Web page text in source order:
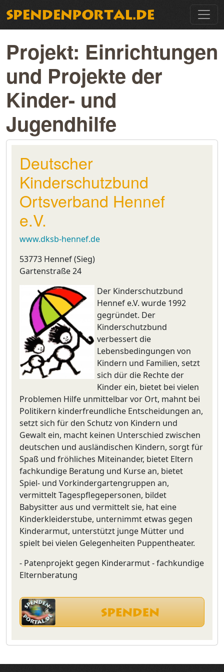
Projekt: Einrichtungen
und Projekte der
Kinder- und
Jugendhilfe
Deutscher
Kinderschutzbund
Ortsverband Hennef
e.V.
www.dksb-hennef.de
53773 Hennef (Sieg)
Gartenstraße 24
Der Kinderschutzbund
Hennef e.V. wurde 1992
gegründet. Der
Kinderschutzbund
verbessert die
Lebensbedingungen von
Kindern und Familien, setzt
sich dür die Rechte der
Kinder ein, bietet bei vielen
Problemen Hilfe unmittelbar vor Ort, mahnt bei
Politikern kinderfreundliche Entscheidungen an,
setzt sich für den Schutz von Kindern und
Gewalt ein, macht keinen Unterschied zwischen
deutschen und ausländischen Kindern, sorgt für
Spaß und fröhliches Miteinander, bietet Eltern
fachkundige Beratung und Kurse an, bietet
Spiel- und Vorkindergartengruppen an,
vermittelt Tagespflegepersonen, bildet
Babysitter aus und vermittelt sie, hat eine
Kinderkleiderstube, unternimmt etwas gegen
Kinderarmut, unterstützt junge Mütter und
spielt bei vielen Gelegenheiten Puppentheater.
- Patenprojekt gegen Kinderarmut - fachkundige
Elternberatung